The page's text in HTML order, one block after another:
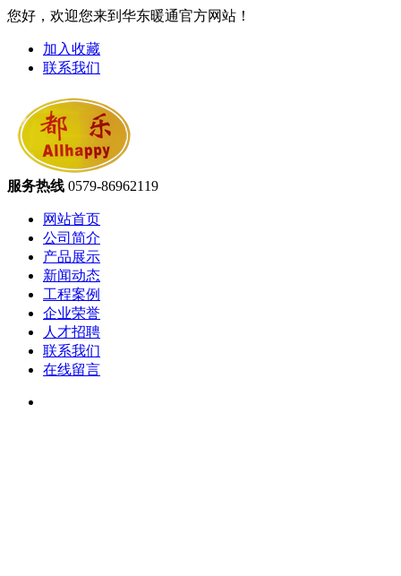
您好，欢迎您来到华东暖通官方网站！
加入收藏
联系我们
服务热线 0579-86962119
网站首页
公司简介
产品展示
新闻动态
工程案例
企业荣誉
人才招聘
联系我们
在线留言